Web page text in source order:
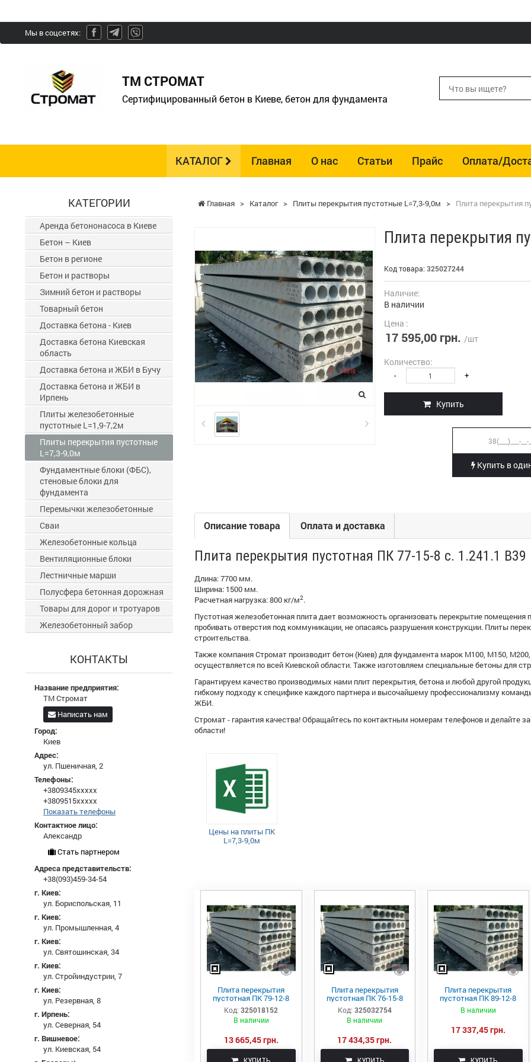
Мы в соцсетях:
ТМ СТРОМАТ
Сертифицированный бетон в Киеве, бетон для фундамента
КАТАЛОГ Главная О нас Статьи Прайс Оплата/
Главная > Каталог > Плиты перекрытия пустотные L=7,3-9,0м > Плита перекрытия
Плита перекрытия
Код товара: 325027244
Наличие:
В наличии
Цена :
17 595,00 грн. /шт
Количество:
- +
Купить
Купить в
Описание товара Оплата и доставка
Плита перекрытия пустотная ПК 77-15-8 с. 1.241.1 В39
Длина: 7700 мм.
Ширина: 1500 мм.
Расчетная нагрузка: 800 кг/м2.
Пустотная железобетонная плита дает возможность организовать перекрытие
пробивать отверстия под коммуникации, не опасаясь разрушения конструкции. Плиты
строительства.
Также компания Стромат производит бетон (Киев) для фундамента марок М100, М150,
осуществляется по всей Киевской области. Также изготовляем специальные бетоны для
Гарантируем качество производимых нами плит перекрытия, бетона и любой другой
гибкому подходу к специфике каждого партнера и высочайшему профессионализму
ЖБИ.
Стромат - гарантия качества! Обращайтесь по контактным номерам телефонов и делайте
области!
Цены на плиты ПК
L=7,3-9,0м
Плита перекрытия
пустотная ПК 79-12-8
Код: 325018152
В наличии
13 665,45 грн.
Плита перекрытия
пустотная ПК 76-15-8
Код: 325032754
В наличии
17 434,35 грн.
Плита перекрытия
пустотная ПК 89-12-8
В наличии
17 337,45 грн.
КАТЕГОРИИ
Аренда бетононасоса в Киеве
Бетон – Киев
Бетон в регионе
Бетон и растворы
Зимний бетон и растворы
Товарный бетон
Доставка бетона - Киев
Доставка бетона Киевская
область
Доставка бетона и ЖБИ в Бучу
Доставка бетона и ЖБИ в
Ирпень
Плиты железобетонные
пустотные L=1,9-7,2м
Плиты перекрытия пустотные
L=7,3-9,0м
Фундаментные блоки (ФБС),
стеновые блоки для
фундамента
Перемычки железобетонные
Сваи
Железобетонные кольца
Вентиляционные блоки
Лестничные марши
Полусфера бетонная дорожная
Товары для дорог и тротуаров
Железобетонный забор
КОНТАКТЫ
Название предприятия:
ТМ Стромат
Написать нам
Город:
Киев
Адрес:
ул. Пшеничная, 2
Телефоны:
+3809345xxxxx
+3809515xxxxx
Показать телефоны
Контактное лицо:
Александр
Стать партнером
Адреса представительств:
+38(093)459-34-54
г. Киев:
ул. Бориспольская, 11
г. Киев:
ул. Промышленная, 4
г. Киев:
ул. Святошинская, 34
г. Киев:
ул. Стройиндустрии, 7
г. Киев:
ул. Резервная, 8
г. Ирпень:
ул. Северная, 54
г. Вишневое:
ул. Киевская, 54